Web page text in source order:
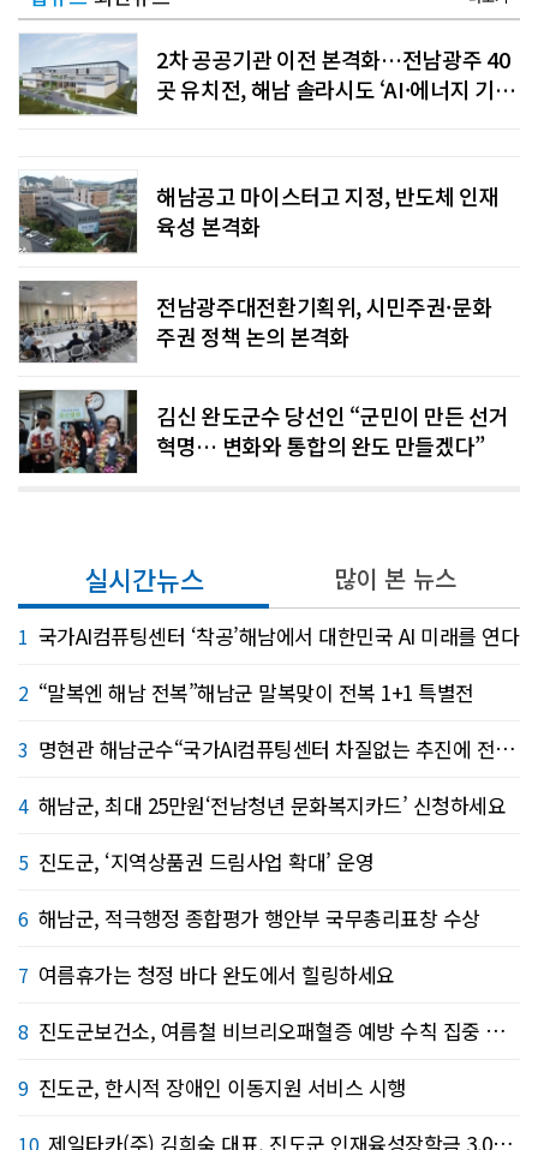
2차 공공기관 이전 본격화…전남광주 40
곳 유치전, 해남 솔라시도 ‘AI·에너지 기
해남공고 마이스터고 지정, 반도체 인재
육성 본격화
전남광주대전환기획위, 시민주권·문화
주권 정책 논의 본격화
김신 완도군수 당선인 “군민이 만든 선거
혁명… 변화와 통합의 완도 만들겠다”
실시간뉴스 많이 본 뉴스
1 국가AI컴퓨팅센터 ‘착공’해남에서 대한민국 AI 미래를 연다
2 “말복엔 해남 전복”해남군 말복맞이 전복 1+1 특별전
3 명현관 해남군수“국가AI컴퓨팅센터 차질없는 추진에 전력 지원”
4 해남군, 최대 25만원‘전남청년 문화복지카드’ 신청하세요
5 진도군, ‘지역상품권 드림사업 확대’ 운영
6 해남군, 적극행정 종합평가 행안부 국무총리표창 수상
7 여름휴가는 청정 바다 완도에서 힐링하세요
8 진도군보건소, 여름철 비브리오패혈증 예방 수칙 집중 홍보
9 진도군, 한시적 장애인 이동지원 서비스 시행
10 제일타카(주) 김희숙 대표, 진도군 인재육성장학금 3,000만원 기탁